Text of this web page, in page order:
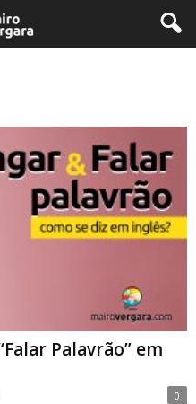
Palavrão” em
0